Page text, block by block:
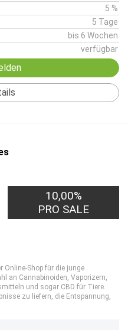
5 %
5 Tage
bis 6 Wochen
verfügbar
10,00%
PRO SALE
Online-Shop für die junge
an Cannabinoiden, Vaporizern,
und sogar CBD für Tiere.
zu liefern, die Entspannung,